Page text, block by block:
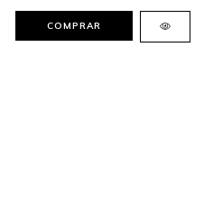
COMPRAR